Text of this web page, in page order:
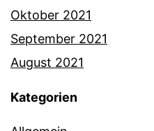
Oktober 2021
September 2021
August 2021
Kategorien